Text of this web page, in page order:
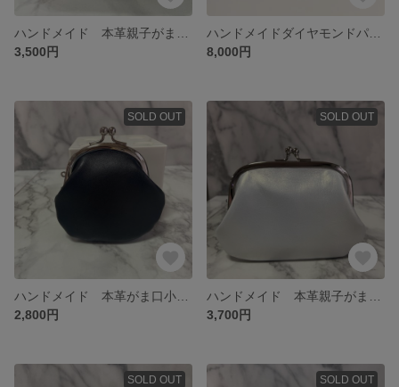
3,500円
8,000円
SOLD OUT
2,800円
SOLD OUT
3,700円
SOLD OUT SOLD OUT